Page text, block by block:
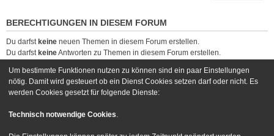
BERECHTIGUNGEN IN DIESEM FORUM
Du darfst keine neuen Themen in diesem Forum erstellen.
Du darfst keineAntworten zu Themen in diesem Forum erstellen.
Du darfst deine Beiträge in diesem Forumnichtlöschen.
Du darfstkeineDateianhänge in diesem Forum erstellen.
Foren-Übersicht Kontakt
Powered byphpBB® Forum Software © phpBB Limited
Um bestimmte Funktionen nutzen zu können sind ein paar Einstellungen
nötig. Damit wird gesteuert ob ein Dienst Cookies setzen darf oder nicht. Es
werden Cookies gesetzt für folgende Dienste:
Technisch notwendige Cookies.